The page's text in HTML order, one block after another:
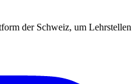
der Schweiz, um Lehrstellen